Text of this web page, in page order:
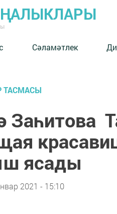
Сәламәтлек
ТАСМАСЫ
Заһитова
ясады
2021 - 15:10